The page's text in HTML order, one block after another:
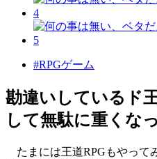
#RPGゲーム
勘違いしているド
して無駄に重くな
たまには王道RPGもやって